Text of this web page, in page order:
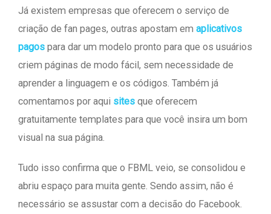
Já existem empresas que oferecem o serviço de
criação de fan pages, outras apostam em aplicativos
pagos para dar um modelo pronto para que os usuários
criem páginas de modo fácil, sem necessidade de
aprender a linguagem e os códigos. Também já
comentamos por aqui sites que oferecem
gratuitamente templates para que você insira um bom
visual na sua página.
Tudo isso confirma que o FBML veio, se consolidou e
abriu espaço para muita gente. Sendo assim, não é
necessário se assustar com a decisão do Facebook.